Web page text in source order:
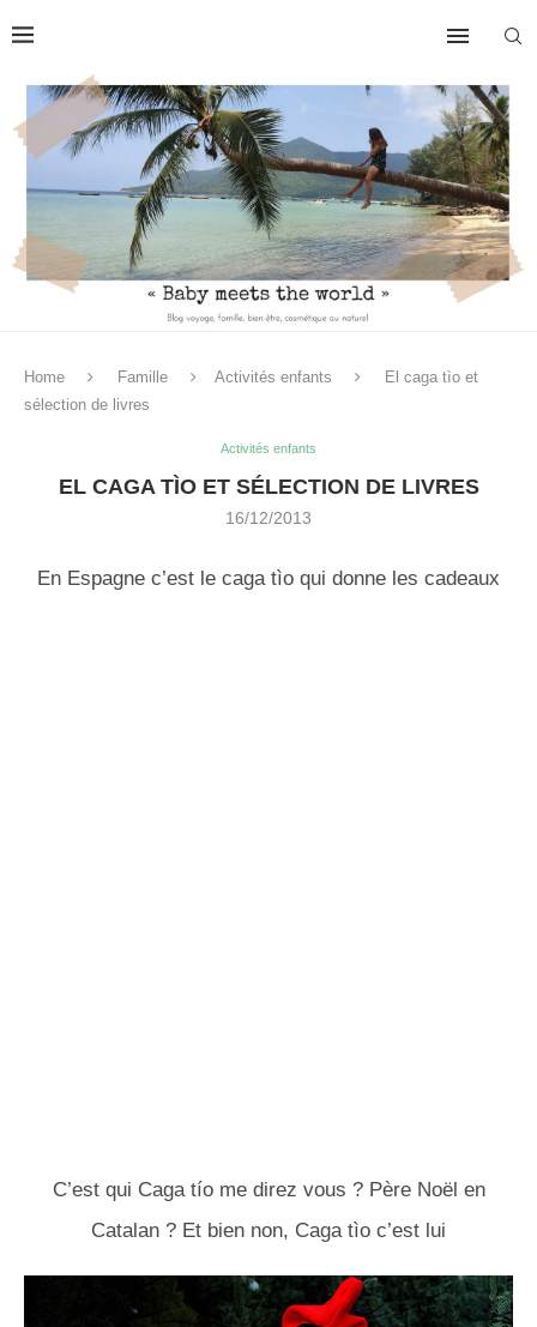
Home Famille Activités enfants
El caga tìo et
sélection de livres
Activités enfants
EL CAGA TÌO ET SÉLECTION DE LIVRES
16/12/2013
En Espagne c’est le caga tìo qui donne les cadeaux
C’est qui Caga tío me direz vous ? Père Noël en
Catalan ? Et bien non, Caga tìo c’est lui